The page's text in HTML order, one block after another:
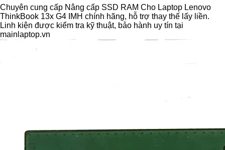
Chuyên cung cấp Nâng cấp SSD RAM Cho Laptop Lenovo
ThinkBook 13x G4 IMH chính hãng, hỗ trợ thay thế lấy liền.
Linh kiện được kiểm tra kỹ thuật, bảo hành uy tín tại
mainlaptop.vn